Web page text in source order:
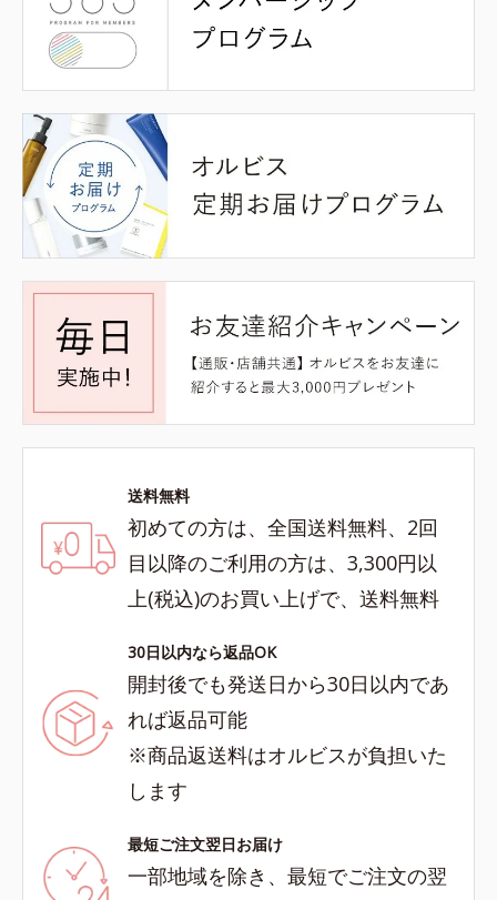
送料無料
初めての方は、全国送料無料、2回
目以降のご利用の方は、3,300円以
上(税込)のお買い上げで、送料無料
30日以内なら返品OK
開封後でも発送日から30日以内であ
れば返品可能
※商品返送料はオルビスが負担いた
します
最短ご注文翌日お届け
一部地域を除き、最短でご注文の翌